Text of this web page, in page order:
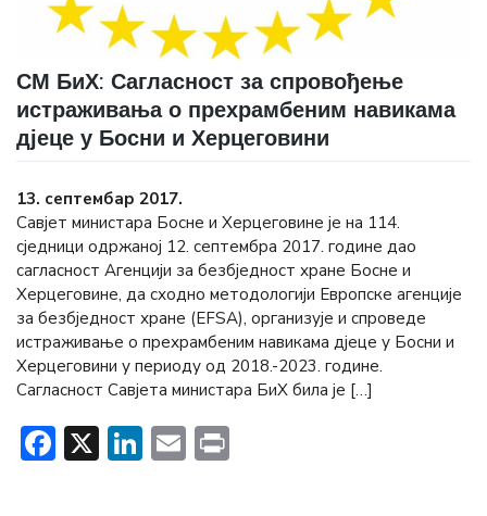
СМ БиХ: Сагласност за спровођење
истраживања о прехрамбеним навикама
дјеце у Босни и Херцеговини
13. септембар 2017.
Савјет министара Босне и Херцеговине је на 114.
сједници одржаној 12. септембра 2017. године дао
сагласност Агенцији за безбједност хране Босне и
Херцеговине, да сходно методологији Европске агенције
за безбједност хране (ЕFSА), организује и спроведе
истраживање о прехрамбеним навикама дјеце у Босни и
Херцеговини у периоду од 2018.-2023. године.
Сагласност Савјета министара БиХ била је […]
Facebook
X LinkedIn
Email